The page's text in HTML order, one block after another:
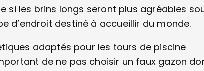
si les brins longs seront plus agréables
d’endroit destiné à accueillir du monde.
adaptés pour les tours de piscine
de ne pas choisir un faux gazon